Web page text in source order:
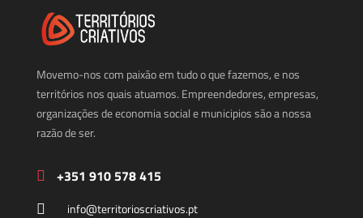
Movemo-nos com paixão em tudo o que fazemos, e nos
territórios nos quais atuamos. Empreendedores, empresas,
organizações de economia social e municipios são a nossa
razão de ser.
+351 910 578 415
info@territorioscriativos.pt